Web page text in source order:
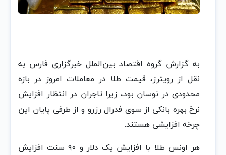
به گزارش گروه اقتصاد بین‌الملل خبرگزاری فارس به
نقل از رویترز، قیمت طلا در معاملات امروز در بازه
محدودی در نوسان بود، زیرا تاجران در انتظار افزایش
نرخ بهره بانکی از سوی فدرال رزرو و از طرفی پایان این
چرخه افزایشی هستند.
هر اونس طلا با افزایش یک دلار و ۹۰ سنت افزایش